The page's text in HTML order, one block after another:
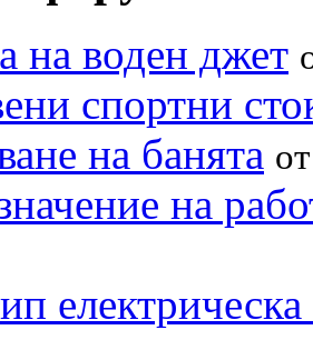
на воден джет
спортни
на банята
на